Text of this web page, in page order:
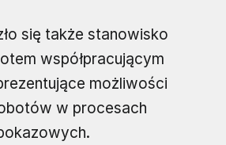
się także stanowisko
współpracującym
możliwości
w procesach